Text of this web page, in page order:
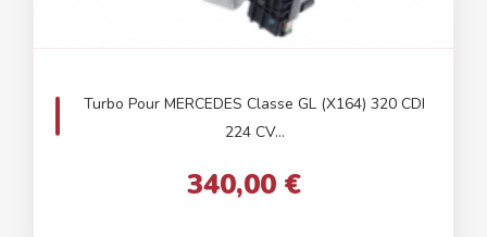
Turbo Pour MERCEDES Classe GL (X164) 320 CDI
224 CV...
340,00 €